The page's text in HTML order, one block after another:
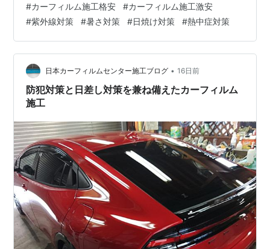
対策 熱中症対策 燃費向上 断熱 商用車 軽自動車 軽貨物
配送車 洗車 メンテナンス ガラスコーティング ドレスア
ップ 軽貨物の目隠し・防犯対策 軽自動車 リア5面 カーフ
ィルム施工 激安 ￥15,000(税込) ＊ドア三角ある場合+
￥2,000 お子様を暑さ・…
#カーフィルム施工格安 #カーフィルム施工激安
#紫外線対策 #暑さ対策 #日焼け対策 #熱中症対策
日本カーフィルムセンター施工ブログ • 16日前
防犯対策と日差し対策を兼ね備えたカーフィルム
施工